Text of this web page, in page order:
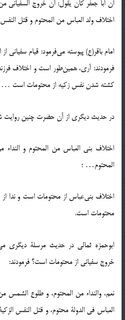
ان ابا جعفر کان یقول: أن خروج السفیانی
اختلاف ولد العباس من المحتوم و قتل
امام باقر(ع) پیوسته می‌فرمود: قیام
فرمودند: آری، همین‌طور است و اختلاف
کشته شدن نفس زکیه از محتومات است
در حدیث دیگری از آن حضرت چنین
اختلاف بني العباس من المحتوم و
المحتوم… ؛
اختلاف بنی‌عباس از محتومات است و ندا
محتومات است.
ابوحمزه ثمالی در حدیث مرسلۀ دیگری
خروج سفیانی از محتومات است؟ فرمودند:
نعم، والنداء من المحتوم، و طلوع الشمس
العباس في الدولة محتوم، و قتل النفس